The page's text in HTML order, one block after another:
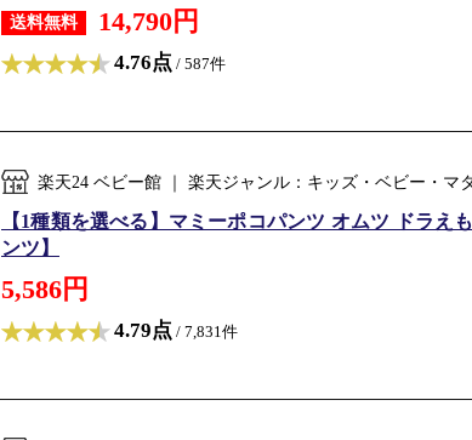
送料無料 14,790円
4.76点 / 587件
楽天24 ベビー館 ｜ 楽天ジャンル：キッズ・ベビー・マ
【1種類を選べる】マミーポコパンツ オムツ ドラえ
ンツ】
5,586円
4.79点 / 7,831件